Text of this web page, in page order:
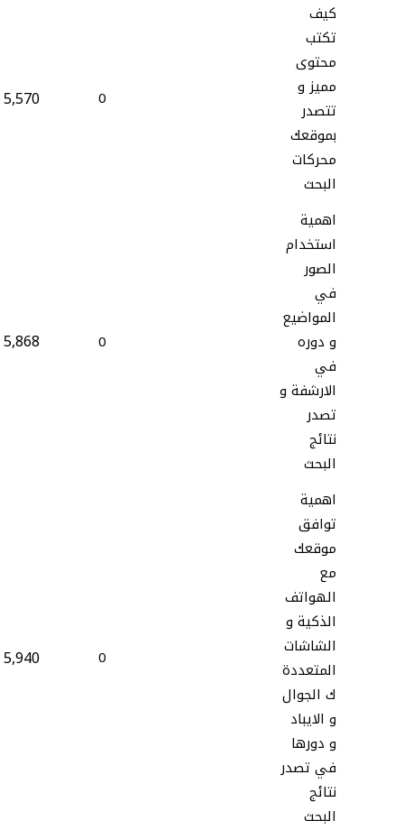
كيف
تكتب
محتوى
مميز و
تتصدر
بموقعك
محركات
البحث
0
5,570
اهمية
استخدام
الصور
في
المواضيع
و دوره
في
الارشفة و
تصدر
نتائج
البحث
0
5,868
اهمية
توافق
موقعك
مع
الهواتف
الذكية و
الشاشات
المتعددة
ك الجوال
و الايباد
و دورها
في تصدر
نتائج
البحث
0
5,940